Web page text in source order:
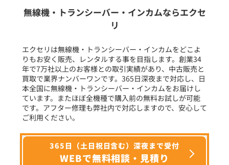
フリーワード入力(製品名等)
選択条件をリセット
無線機・トランシーバー・インカムならエクセ
リ
エクセリは無線機・トランシーバー・インカムをどこよ
りもお安く販売、レンタルする事を目指します。創業34
年で7万社以上のお客様との取引実績があり、中古販売と
買取で業界ナンバーワンです。365日深夜まで対応し、日
本全国に無線機・トランシーバー・インカムをお届けし
ています。またほぼ全機種で購入前の無料お試しが可能
です。アフター修理も弊社内で対応しますので、安心して
ご利用ください。
365日（土日祝日含む）深夜まで受付
WEBで無料相談・見積り